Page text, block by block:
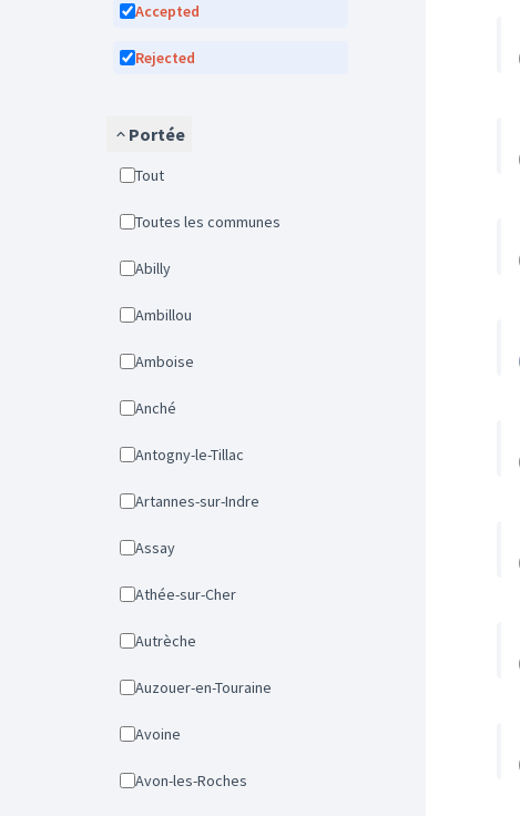
Accepted
Rejected
Portée
Tout
Toutes les communes
Abilly
Ambillou
Amboise
Anché
Antogny-le-Tillac
Artannes-sur-Indre
Assay
Athée-sur-Cher
Autrèche
Auzouer-en-Touraine
Avoine
Avon-les-Roches